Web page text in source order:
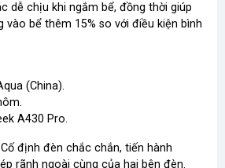
dễ chịu khi ngắm bể, đồng thời giúp
vào bể thêm 15% so với điều kiện bình
(China).
A430 Pro.
Cố định đèn chắc chắn, tiến hành
rãnh ngoài cùng của hai bên đèn.